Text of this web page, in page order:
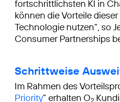
fortschrittlichsten KI in
können die Vorteile
Technologie nutzen“, so
Consumer Partnerships
Schrittweise
Im Rahmen des
Priority” erhalten O2